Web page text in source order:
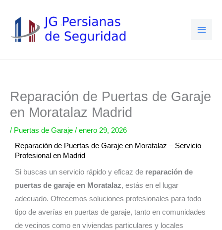
contenido
Reparación de Puertas de Garaje
en Moratalaz Madrid
/ Puertas de Garaje / enero 29, 2026
Reparación de Puertas de Garaje en Moratalaz – Servicio
Profesional en Madrid
Si buscas un servicio rápido y eficaz de reparación de
puertas de garaje en Moratalaz, estás en el lugar
adecuado. Ofrecemos soluciones profesionales para todo
tipo de averías en puertas de garaje, tanto en comunidades
de vecinos como en viviendas particulares y locales